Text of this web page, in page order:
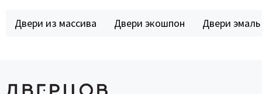
Двери из массива Двери экошпон Двери эмаль